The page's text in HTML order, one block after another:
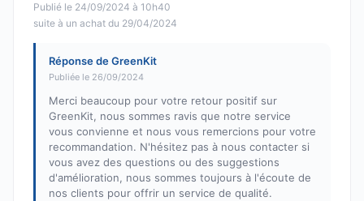
Publié le 24/09/2024 à 10h40
suite à un achat du 29/04/2024
Réponse de GreenKit
Publiée le 26/09/2024
Merci beaucoup pour votre retour positif sur
GreenKit, nous sommes ravis que notre service
vous convienne et nous vous remercions pour votre
recommandation. N'hésitez pas à nous contacter si
vous avez des questions ou des suggestions
d'amélioration, nous sommes toujours à l'écoute de
nos clients pour offrir un service de qualité.